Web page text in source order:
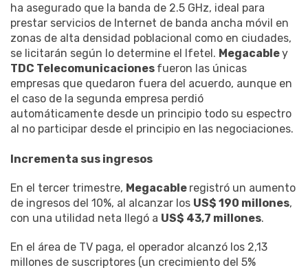
ha asegurado que la banda de 2.5 GHz, ideal para
prestar servicios de Internet de banda ancha móvil en
zonas de alta densidad poblacional como en ciudades,
se licitarán según lo determine el Ifetel. Megacabley
TDC Telecomunicaciones fueron las únicas
empresas que quedaron fuera del acuerdo, aunque en
el caso de la segunda empresa perdió
automáticamente desde un principio todo su espectro
al no participar desde el principio en las negociaciones.
Incrementa sus ingresos
En el tercer trimestre, Megacable registró un aumento
de ingresos del 10%, al alcanzar los US$ 190 millones,
con una utilidad neta llegó a US$ 43,7 millones.
En el área de TV paga, el operador alcanzó los 2,13
millones de suscriptores (un crecimiento del 5%